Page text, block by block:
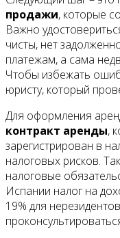
продажи, которые
Важно
чисты, нет
платежам, а сама
Чтобы избежать
юристу, который
Для оформления
контракт аренды,
зарегистрирован в
налоговых рисков.
налоговые
Испании налог на
19% для